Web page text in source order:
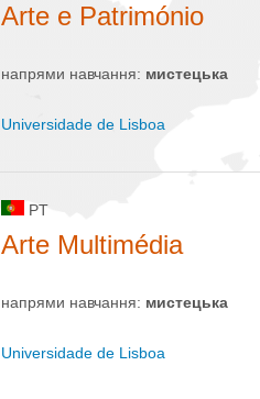
Arte e Património
напрями навчання: мистецькa
Universidade de Lisboa
PT
Arte Multimédia
напрями навчання: мистецькa
Universidade de Lisboa